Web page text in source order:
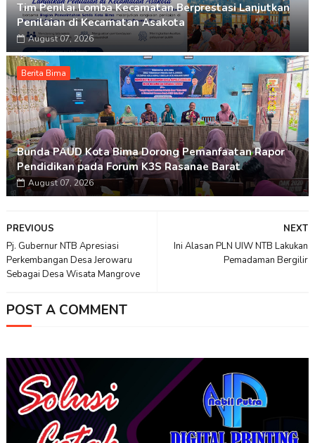
Tim Penilai Lomba Kecamatan Berprestasi Lanjutkan
Penilaian di Kecamatan Asakota
August 07, 2026
Berita Bima
Bunda PAUD Kota Bima Dorong Pemanfaatan Rapor
Pendidikan pada Forum K3S Rasanae Barat
August 07, 2026
NEXT
Ini Alasan PLN UIW NTB Lakukan
Pemadaman Bergilir
PREVIOUS
Pj. Gubernur NTB Apresiasi
Perkembangan Desa Jerowaru
Sebagai Desa Wisata Mangrove
POST A COMMENT